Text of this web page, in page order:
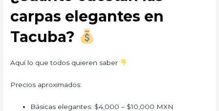
carpas elegantes en
Tacuba?
Aquí lo que todos quieren saber
Precios aproximados:
Básicas elegantes: $4,000 – $10,000 MXN